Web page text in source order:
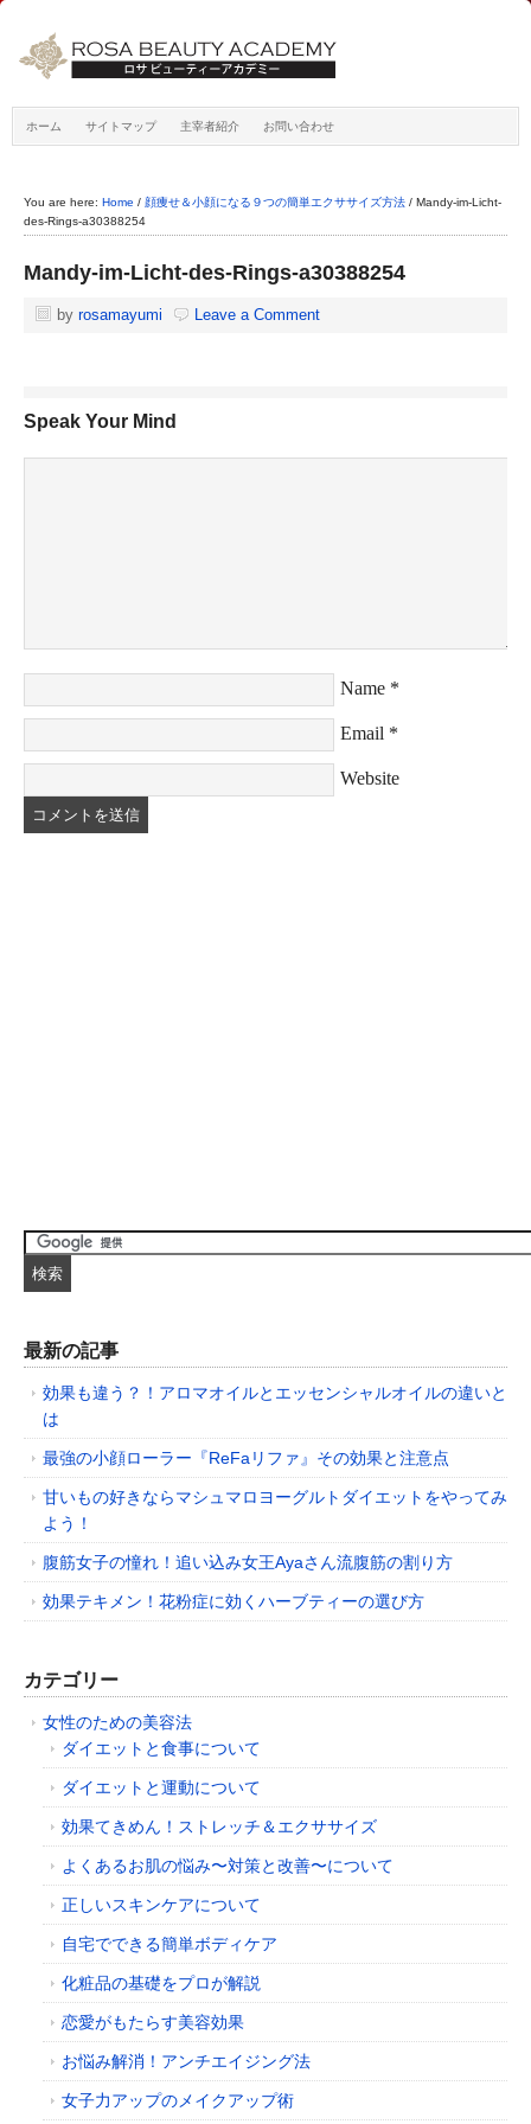
ホーム サイトマップ 主宰者紹介 お問い合わせ
You are here: Home / 顔痩せ＆小顔になる９つの簡単エクササイズ方法 / Mandy-im-Licht-
des-Rings-a30388254
Mandy-im-Licht-des-Rings-a30388254
by rosamayumi Leave a Comment
Speak Your Mind
Name *
Email *
Website
最新の記事
効果も違う？！アロマオイルとエッセンシャルオイルの違いと
は
最強の小顔ローラー『ReFaリファ』その効果と注意点
甘いもの好きならマシュマロヨーグルトダイエットをやってみ
よう！
腹筋女子の憧れ！追い込み女王Ayaさん流腹筋の割り方
効果テキメン！花粉症に効くハーブティーの選び方
カテゴリー
女性のための美容法
ダイエットと食事について
ダイエットと運動について
効果てきめん！ストレッチ＆エクササイズ
よくあるお肌の悩み〜対策と改善〜について
正しいスキンケアについて
自宅でできる簡単ボディケア
化粧品の基礎をプロが解説
恋愛がもたらす美容効果
お悩み解消！アンチエイジング法
女子力アップのメイクアップ術